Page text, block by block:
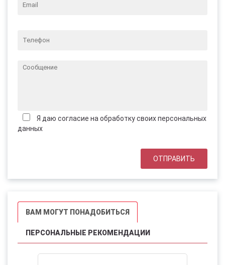
Я даю согласие на обработку своих персональных
данных
ВАМ МОГУТ ПОНАДОБИТЬСЯ
ПЕРСОНАЛЬНЫЕ РЕКОМЕНДАЦИИ